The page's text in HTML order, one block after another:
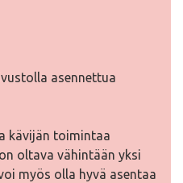
asennettua
kävijän toimintaa
oltava vähintään yksi
myös olla hyvä asentaa